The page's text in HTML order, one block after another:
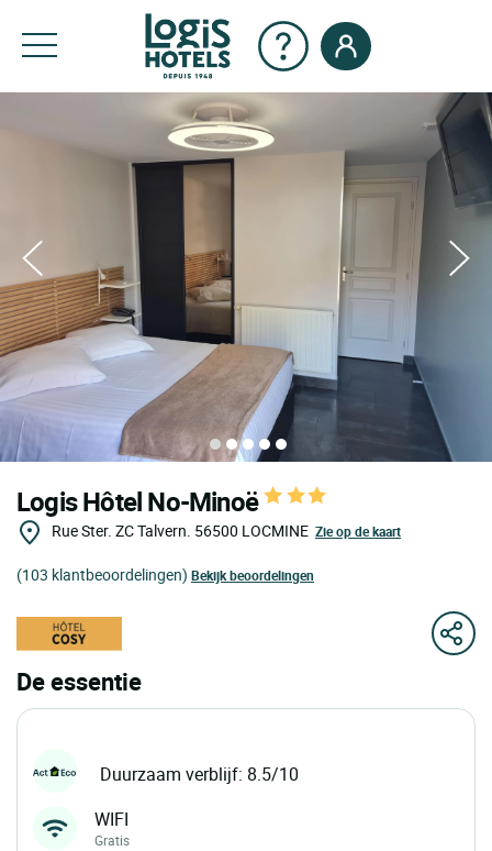
Logis Hôtel No-Minoë
Rue Ster. ZC Talvern. 56500 LOCMINE Zie op de kaart
(103 klantbeoordelingen) Bekijk beoordelingen
De essentie
Duurzaam verblijf: 8.5/10
WIFI
Gratis